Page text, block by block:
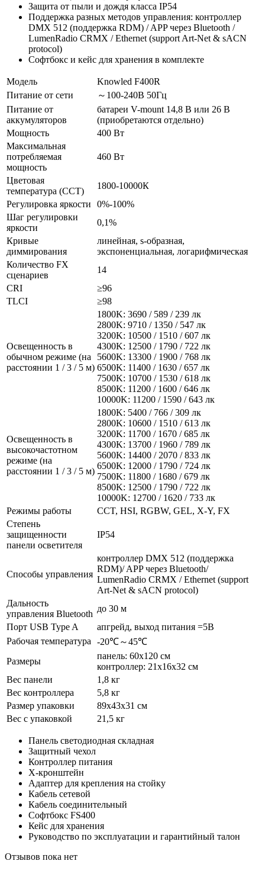
Защита от пыли и дождя класса IP54
Поддержка разных методов управления: контроллер
DMX 512 (поддержка RDM) / APP через Bluetooth /
LumenRadio CRMX / Ethernet (support Art-Net & sACN
protocol)
Софтбокс и кейс для хранения в комплекте
Модель
Knowled F400R
Питание от сети
～100-240В 50Гц
Питание от
аккумуляторов
батареи V-mount 14,8 В или 26 В
(приобретаются отдельно)
Мощность
400 Вт
Максимальная
потребляемая
мощность
460 Вт
Цветовая
температура (CCT)
1800-10000К
Регулировка яркости
0%-100%
Шаг регулировки
яркости
0,1%
Кривые
диммирования
линейная, s-образная,
экспоненциальная, логарифмическая
Количество FX
сценариев
14
CRI
≥96
TLCI
≥98
Освещенность в
обычном режиме (на
расстоянии 1 / 3 / 5 м)
1800K: 3690 / 589 / 239 лк
2800K: 9710 / 1350 / 547 лк
3200K: 10500 / 1510 / 607 лк
4300K: 12500 / 1790 / 722 лк
5600K: 13300 / 1900 / 768 лк
6500K: 11400 / 1630 / 657 лк
7500K: 10700 / 1530 / 618 лк
8500K: 11200 / 1600 / 646 лк
10000K: 11200 / 1590 / 643 лк
Освещенность в
высокочастотном
режиме (на
расстоянии 1 / 3 / 5 м)
1800K: 5400 / 766 / 309 лк
2800K: 10600 / 1510 / 613 лк
3200K: 11700 / 1670 / 685 лк
4300K: 13700 / 1960 / 789 лк
5600K: 14400 / 2070 / 833 лк
6500K: 12000 / 1790 / 724 лк
7500K: 11800 / 1680 / 679 лк
8500K: 12500 / 1790 / 722 лк
10000K: 12700 / 1620 / 733 лк
Режимы работы
CCT, HSI, RGBW, GEL, X-Y, FX
Степень
защищенности
панели осветителя
IP54
Способы управления
контроллер DMX 512 (поддержка
RDM)/ APP через Bluetooth/
LumenRadio CRMX / Ethernet (support
Art-Net & sACN protocol)
Дальность
управления Bluetooth
до 30 м
Порт USB Type A
апгрейд, выход питания =5В
Рабочая температура
-20℃～45℃
Размеры
панель: 60х120 см
контроллер: 21х16х32 см
Вес панели
1,8 кг
Вес контроллера
5,8 кг
Размер упаковки
89х43х31 см
Вес с упаковкой
21,5 кг
Панель светодиодная складная
Защитный чехол
Контроллер питания
X-кронштейн
Адаптер для крепления на стойку
Кабель сетевой
Кабель соединительный
Софтбокс FS400
Кейс для хранения
Руководство по эксплуатации и гарантийный талон
Отзывов пока нет